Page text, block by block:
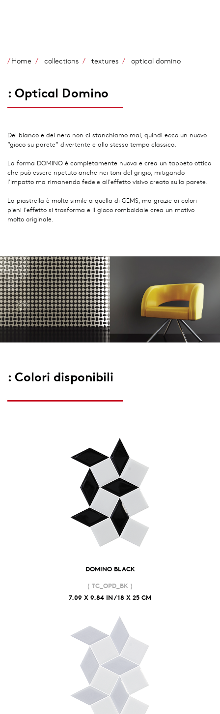
Home
collections textures optical domino
: Optical Domino
Del bianco e del nero non ci stanchiamo mai, quindi ecco un nuovo
“gioco su parete” divertente e allo stesso tempo classico.
La forma DOMINO è completamente nuova e crea un tappeto ottico
che può essere ripetuto anche nei toni del grigio, mitigando
l'impatto ma rimanendo fedele all'effetto visivo creato sulla parete.
La piastrella è molto simile a quella di GEMS, ma grazie ai colori
pieni l'effetto si trasforma e il gioco romboidale crea un motivo
molto originale.
: Colori disponibili
DOMINO BLACK
( TC_OPD_BK )
7.09 X 9.84 IN / 18 X 25 CM